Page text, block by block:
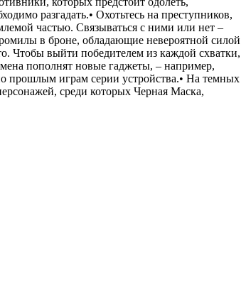
разгадать.• Охотьтесь на преступников,
частью. Связываться с ними или нет –
в броне, обладающие невероятной силой
Чтобы выйти победителем из каждой схватки,
пополнят новые гаджеты, – например,
прошлым играм серии устройства.• На темных
среди которых Черная Маска,